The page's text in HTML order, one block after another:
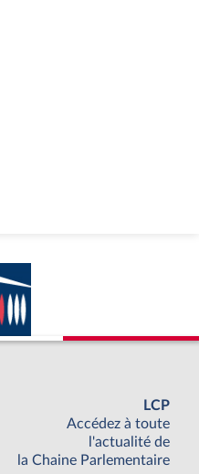
LCP
Accédez à toute
l'actualité de
la Chaine Parlementaire